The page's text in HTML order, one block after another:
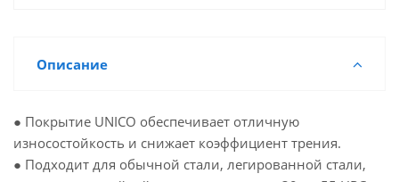
Описание
● Покрытие UNICO обеспечивает отличную
износостойкость и снижает коэффициент трения.
● Подходит для обычной стали, легированной стали,